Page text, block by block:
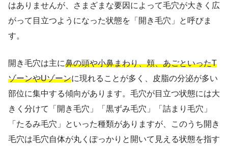
はありませんが、さまざまな要因によって毛穴が大きく広
がって目立つようになった状態を「開き毛穴」と呼びま
す。
開き毛穴は主に鼻の頭や小鼻まわり、頬、あごといったT
ゾーンやUゾーンに現れることが多く、皮脂の分泌が多い
部位に集中する傾向があります。毛穴が目立つ状態には大
きく分けて「開き毛穴」「黒ずみ毛穴」「詰まり毛穴」
「たるみ毛穴」といった種類がありますが、このうち開き
毛穴は毛穴自体が丸くぽっかりと開いて見える状態を指す